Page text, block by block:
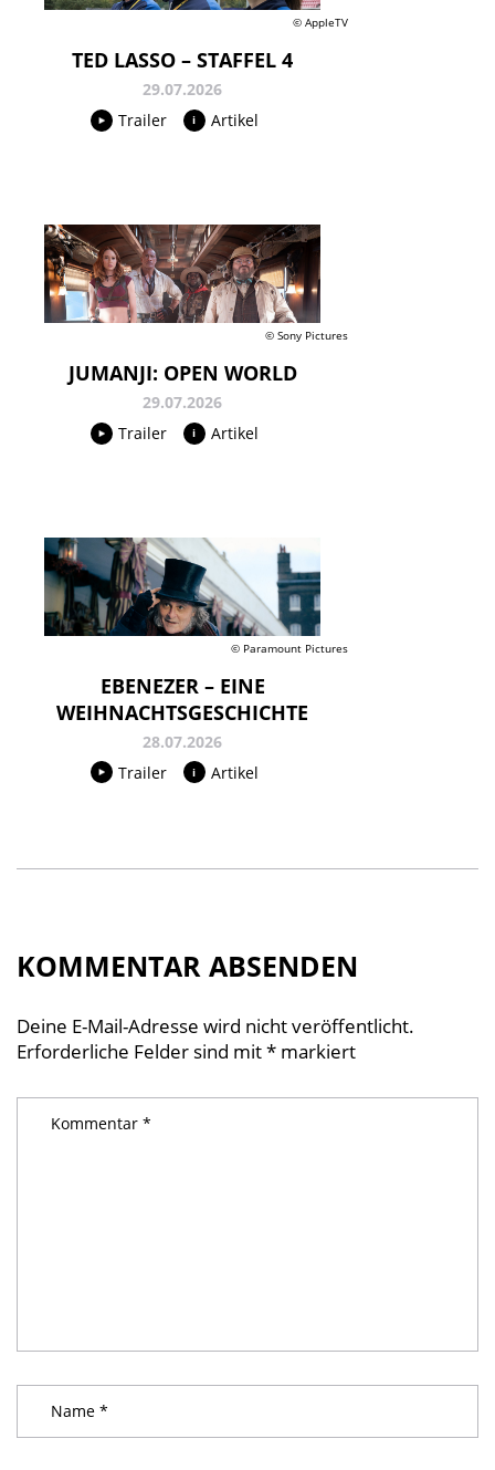
© AppleTV
TED LASSO – STAFFEL 4
29.07.2026
Trailer
Artikel
© Sony Pictures
JUMANJI: OPEN WORLD
29.07.2026
Trailer
Artikel
© Paramount Pictures
EBENEZER – EINE
WEIHNACHTSGESCHICHTE
28.07.2026
Trailer
Artikel
KOMMENTAR ABSENDEN
Deine E-Mail-Adresse wird nicht veröffentlicht.
Erforderliche Felder sind mit* markiert